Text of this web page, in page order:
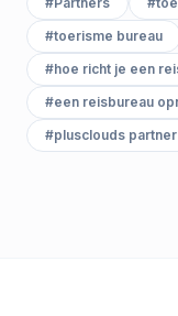
#toerisme bureau
#hoe richt je een
#een reisbureau
#plusclouds partner